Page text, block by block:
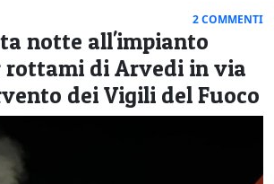
2 COMMENTI
notte all'impianto
rottami di Arvedi in via
dei Vigili del Fuoco